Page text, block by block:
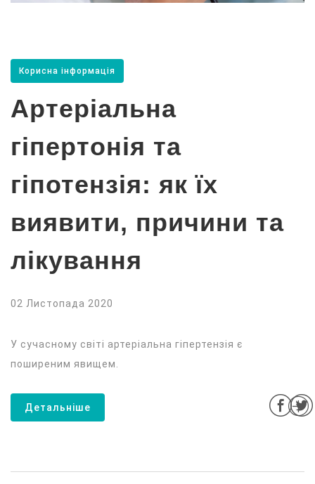
Корисна інформація
Артеріальна
гіпертонія та
гіпотензія: як їх
виявити, причини та
лікування
02 Листопада 2020
У сучасному світі артеріальна гіпертензія є
поширеним явищем.
Детальніше